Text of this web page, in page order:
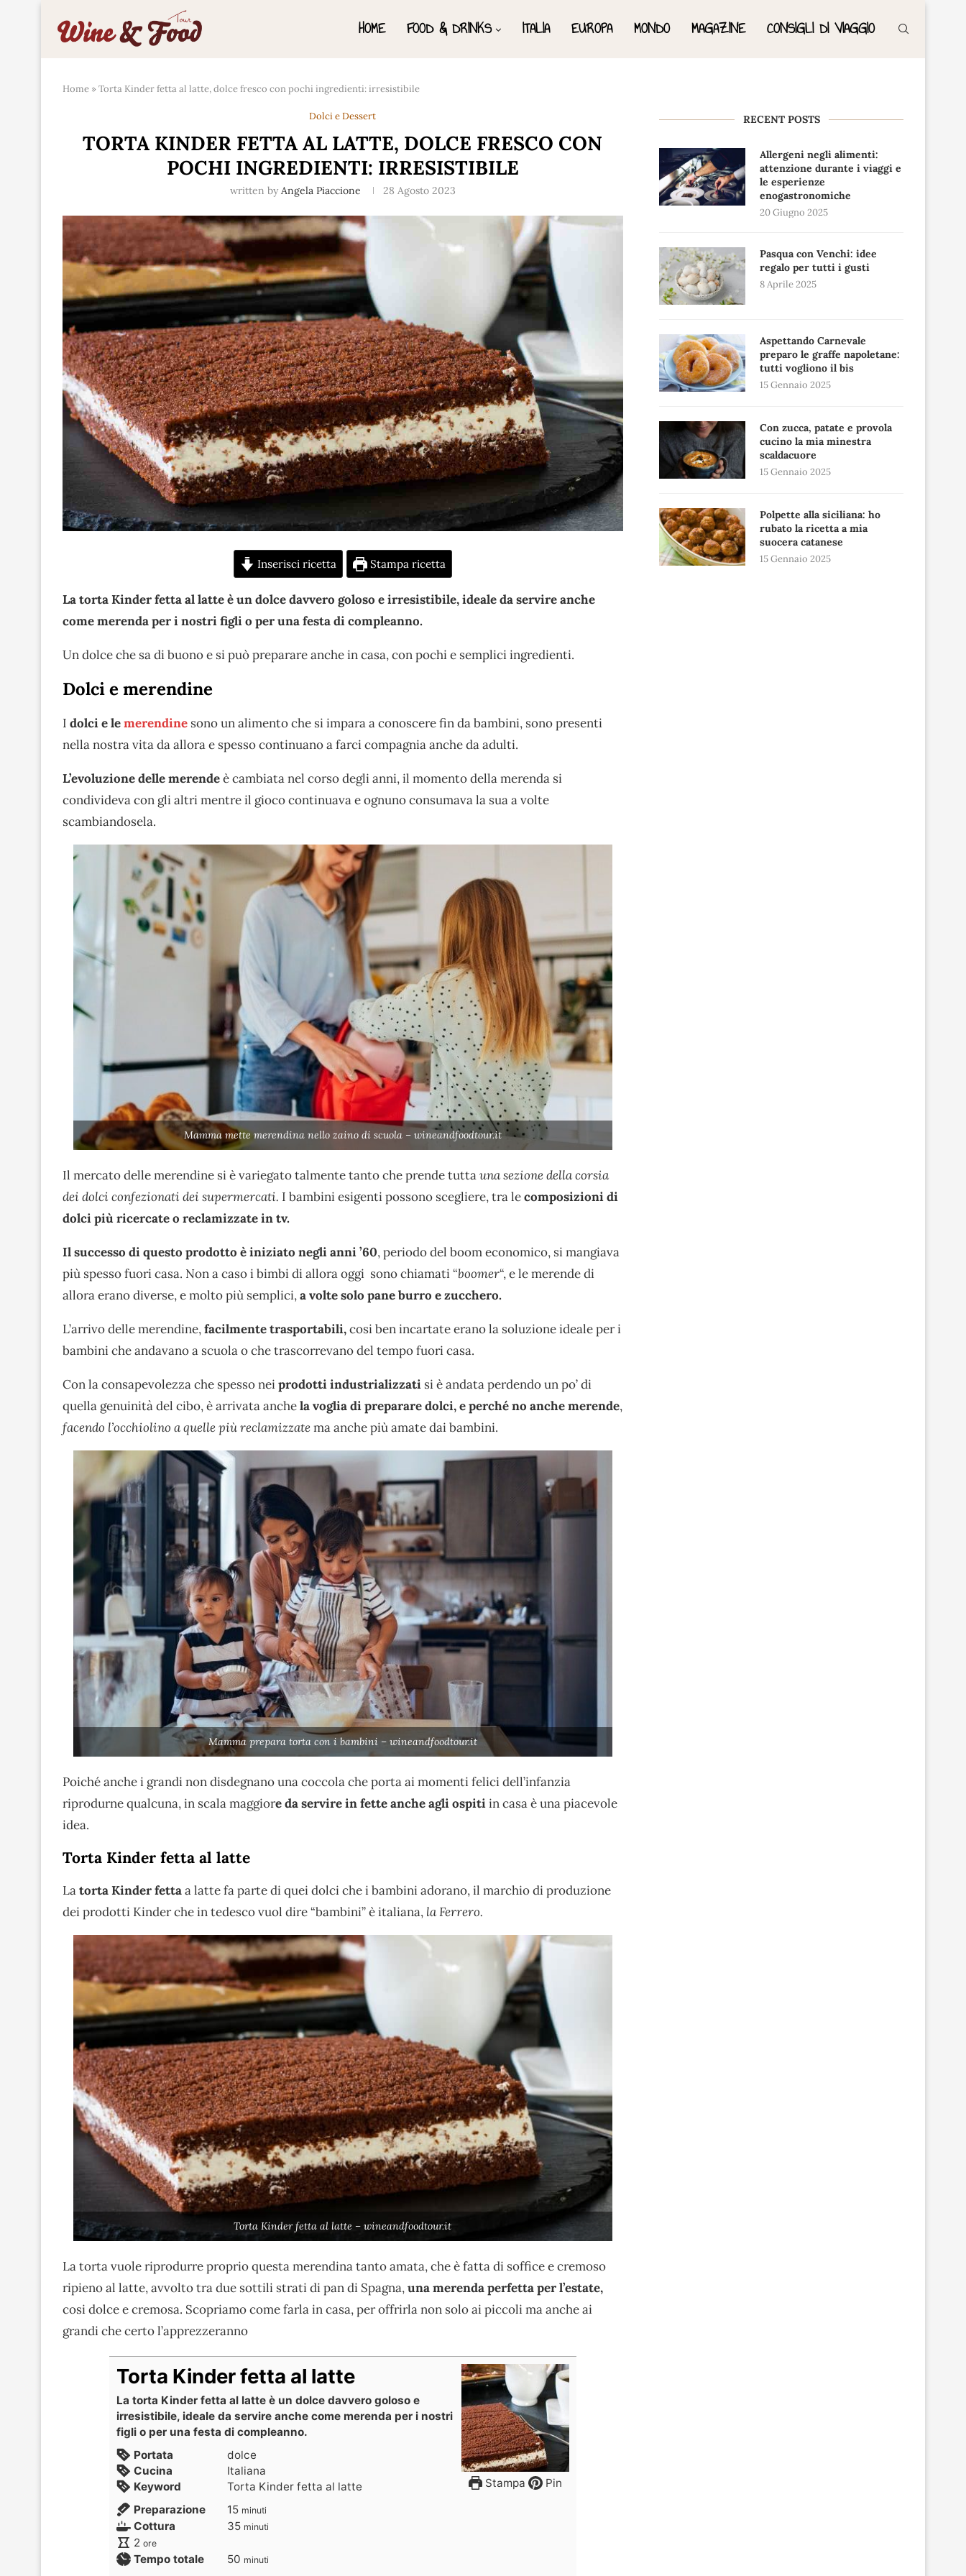
HOME FOOD & DRINKS ITALIA EUROPA MONDO MAGAZINE CONSIGLI DI VIAGGIO
Home »Torta Kinder fetta al latte, dolce fresco con pochi ingredienti: irresistibile
Dolci e Dessert
TORTA KINDER FETTA AL LATTE, DOLCE FRESCO CON
POCHI INGREDIENTI: IRRESISTIBILE
written by Angela Piaccione 28 Agosto 2023
Inserisci ricetta Stampa ricetta
La torta Kinder fetta al latte è un dolce davvero goloso e irresistibile, ideale da servire anche
come merenda per i nostri figli o per una festa di compleanno.
Un dolce che sa di buono e si può preparare anche in casa, con pochi e semplici ingredienti.
Dolci e merendine
I dolci e lemerendine sono un alimento che si impara a conoscere fin da bambini, sono presenti
nella nostra vita da allora e spesso continuano a farci compagnia anche da adulti.
L’evoluzione delle merendeè cambiata nel corso degli anni, il momento della merenda si
condivideva con gli altri mentre il gioco continuava e ognuno consumava la sua a volte
scambiandosela.
Mamma mette merendina nello zaino di scuola – wineandfoodtour.it
Il mercato delle merendine si è variegato talmente tanto che prende tuttauna sezione della corsia
dei dolci confezionati dei supermercati. I bambini esigenti possono scegliere, tra lecomposizioni di
dolci più ricercate o reclamizzate in tv.
Il successo di questo prodotto è iniziato negli anni ’60, periodo del boom economico, si mangiava
più spesso fuori casa. Non a caso i bimbi di allora oggi sono chiamati “boomer“, e le merende di
allora erano diverse, e molto più semplici,a voltesolo pane burro e zucchero.
L’arrivo delle merendine,facilmente trasportabili,cosi ben incartate erano la soluzione ideale per i
bambini che andavano a scuola o che trascorrevano del tempo fuori casa.
Con la consapevolezza che spesso neiprodotti industrializzati si è andata perdendo un po’ di
quella genuinità del cibo, è arrivata anchela voglia di preparare dolci, e perché no anche merende,
facendo l’occhiolino a quelle più reclamizzatema anche più amate dai bambini.
Mamma prepara torta con i bambini – wineandfoodtour.it
Poiché anche i grandi non disdegnano una coccola che porta ai momenti felici dell’infanzia
riprodurne qualcuna, in scala maggiore da servire in fette anche agli ospitiin casa è una piacevole
idea.
Torta Kinder fetta al latte
Latorta Kinder fettaa latte fa parte di quei dolci che i bambini adorano, il marchio di produzione
dei prodotti Kinder che in tedesco vuol dire “bambini” è italiana, la Ferrero.
Torta Kinder fetta al latte – wineandfoodtour.it
La torta vuole riprodurre proprio questa merendina tanto amata, che è fatta di soffice e cremoso
ripieno al latte, avvolto tra due sottili strati di pan di Spagna,una merenda perfetta per l’estate,
cosi dolce e cremosa. Scopriamo come farla in casa, per offrirla non solo ai piccoli ma anche ai
grandi che certo l’apprezzeranno
Stampa Pin
Torta Kinder fetta al latte
La torta Kinder fetta al latte è un dolce davvero goloso e
irresistibile, ideale da servire anche come merenda per i nostri
figli o per una festa di compleanno.
Portata
dolce
Cucina
Italiana
Keyword
Torta Kinder fetta al latte
Preparazione
15 minuti
Cottura 35 minuti
2 ore
Tempo totale 50 minuti
RECENT POSTS
Allergeni negli alimenti:
attenzione durante i viaggi e
le esperienze
enogastronomiche
20 Giugno 2025
Pasqua con Venchi: idee
regalo per tutti i gusti
8 Aprile 2025
Aspettando Carnevale
preparo le graffe napoletane:
tutti vogliono il bis
15 Gennaio 2025
Con zucca, patate e provola
cucino la mia minestra
scaldacuore
15 Gennaio 2025
Polpette alla siciliana: ho
rubato la ricetta a mia
suocera catanese
15 Gennaio 2025